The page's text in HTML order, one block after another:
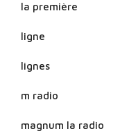
la première
ligne
lignes
m radio
magnum la radio